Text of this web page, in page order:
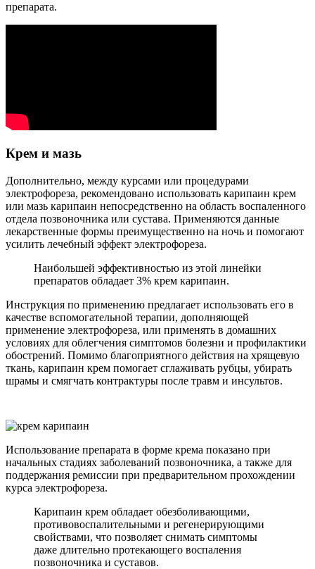
препарата.
Крем и мазь
Дополнительно, между курсами или процедурами
электрофореза, рекомендовано использовать карипаин крем
или мазь карипаин непосредственно на область воспаленного
отдела позвоночника или сустава. Применяются данные
лекарственные формы преимущественно на ночь и помогают
усилить лечебный эффект электрофореза.
Наибольшей эффективностью из этой линейки
препаратов обладает 3% крем карипаин.
Инструкция по применению предлагает использовать его в
качестве вспомогательной терапии, дополняющей
применение электрофореза, или применять в домашних
условиях для облегчения симптомов болезни и профилактики
обострений. Помимо благоприятного действия на хрящевую
ткань, карипаин крем помогает сглаживать рубцы, убирать
шрамы и смягчать контрактуры после травм и инсультов.
Использование препарата в форме крема показано при
начальных стадиях заболеваний позвоночника, а также для
поддержания ремиссии при предварительном прохождении
курса электрофореза.
Карипаин крем обладает обезболивающими,
противовоспалительными и регенерирующими
свойствами, что позволяет снимать симптомы
даже длительно протекающего воспаления
позвоночника и суставов.